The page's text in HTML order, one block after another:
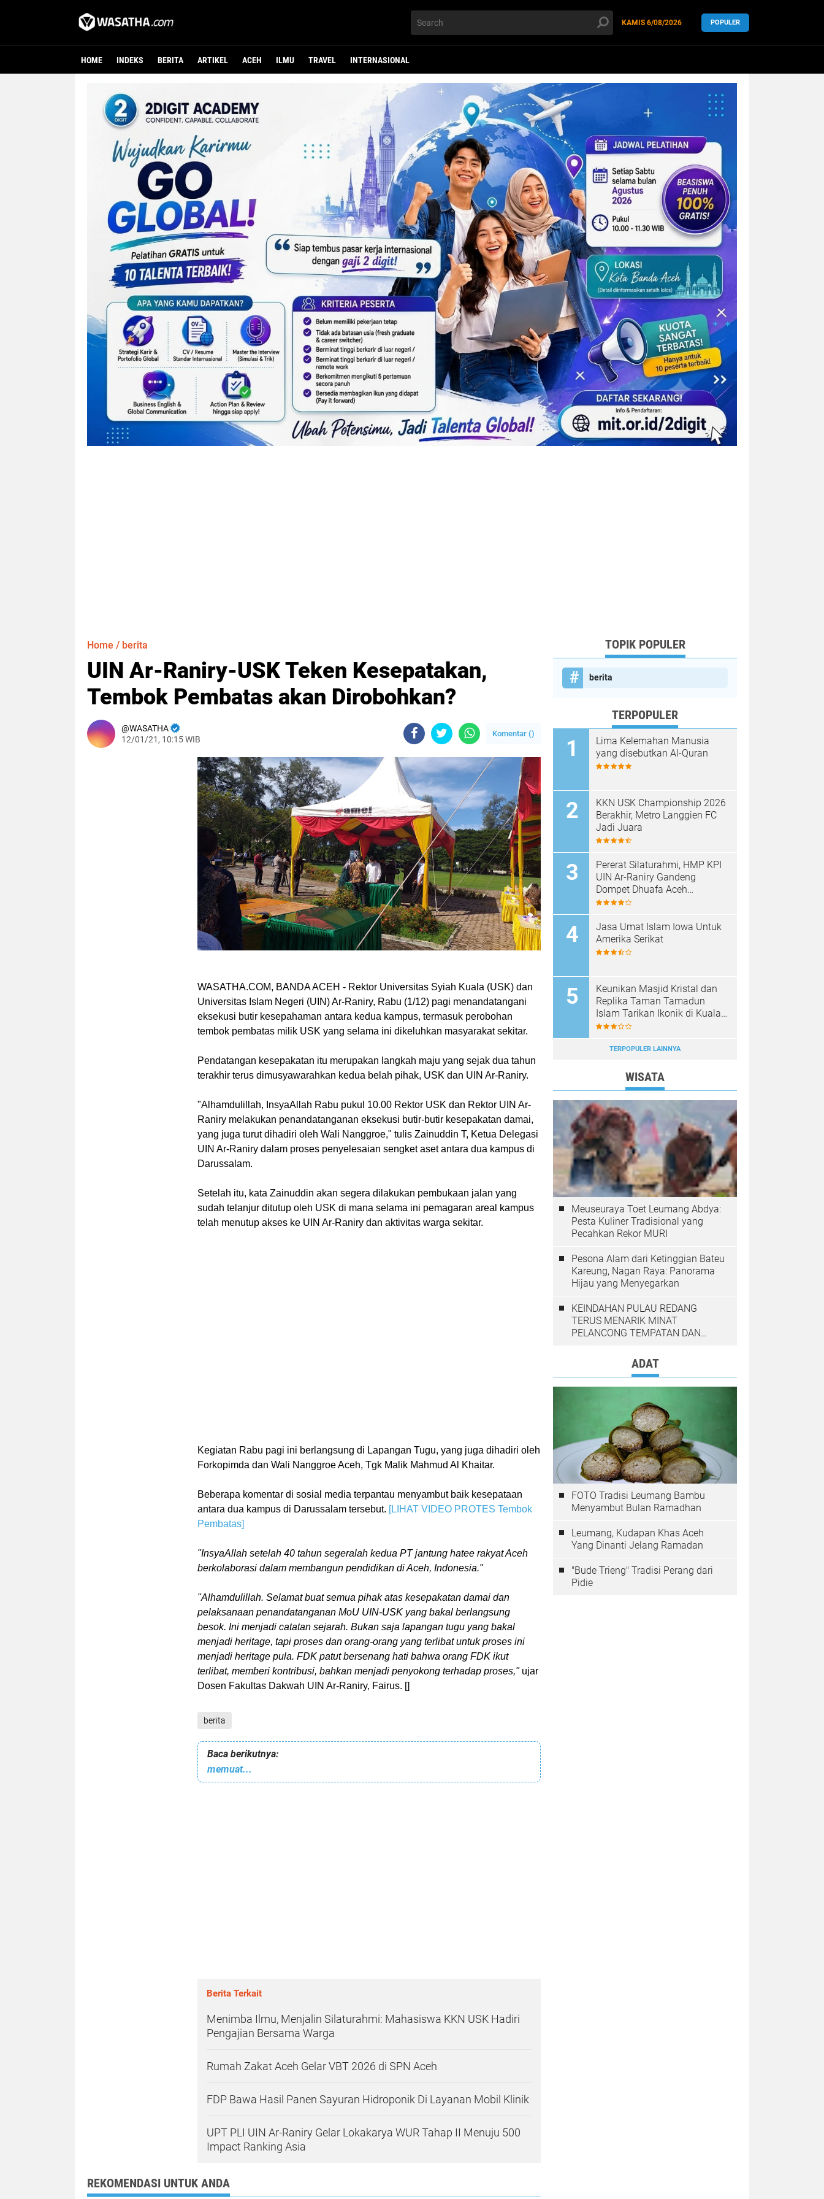
KAMIS 6/08/2026 POPULER
HOME INDEKS BERITA ARTIKEL ACEH ILMU TRAVEL INTERNASIONAL
Home / berita
UIN Ar-Raniry-USK Teken Kesepatakan,
Tembok Pembatas akan Dirobohkan?
WASATHA
12/01/21, 10:15 WIB
Komentar ()
WASATHA.COM, BANDA ACEH - Rektor Universitas Syiah Kuala (USK) dan
Universitas Islam Negeri (UIN) Ar-Raniry, Rabu (1/12) pagi menandatangani
eksekusi butir kesepahaman antara kedua kampus, termasuk perobohan
tembok pembatas milik USK yang selama ini dikeluhkan masyarakat sekitar.
Pendatangan kesepakatan itu merupakan langkah maju yang sejak dua tahun
terakhir terus dimusyawarahkan kedua belah pihak, USK dan UIN Ar-Raniry.
"Alhamdulillah, InsyaAllah Rabu pukul 10.00 Rektor USK dan Rektor UIN Ar-
Raniry melakukan penandatanganan eksekusi butir-butir kesepakatan damai,
yang juga turut dihadiri oleh Wali Nanggroe," tulis Zainuddin T, Ketua Delegasi
UIN Ar-Raniry dalam proses penyelesaian sengket aset antara dua kampus di
Darussalam.
Setelah itu, kata Zainuddin akan segera dilakukan pembukaan jalan yang
sudah telanjur ditutup oleh USK di mana selama ini pemagaran areal kampus
telah menutup akses ke UIN Ar-Raniry dan aktivitas warga sekitar.
Kegiatan Rabu pagi ini berlangsung di Lapangan Tugu, yang juga dihadiri oleh
Forkopimda dan Wali Nanggroe Aceh, Tgk Malik Mahmud Al Khaitar.
Beberapa komentar di sosial media terpantau menyambut baik kesepataan
antara dua kampus di Darussalam tersebut. [LIHAT VIDEO PROTES Tembok
Pembatas]
"InsyaAllah setelah 40 tahun segeralah kedua PT jantung hatee rakyat Aceh
berkolaborasi dalam membangun pendidikan di Aceh, Indonesia."
"Alhamdulillah. Selamat buat semua pihak atas kesepakatan damai dan
pelaksanaan penandatanganan MoU UIN-USK yang bakal berlangsung
besok. Ini menjadi catatan sejarah. Bukan saja lapangan tugu yang bakal
menjadi heritage, tapi proses dan orang-orang yang terlibat untuk proses ini
menjadi heritage pula. FDK patut bersenang hati bahwa orang FDK ikut
terlibat, memberi kontribusi, bahkan menjadi penyokong terhadap proses," ujar
Dosen Fakultas Dakwah UIN Ar-Raniry, Fairus. []
berita
Baca berikutnya:
memuat...
Berita Terkait
Menimba Ilmu, Menjalin Silaturahmi: Mahasiswa KKN USK Hadiri
Pengajian Bersama Warga
Rumah Zakat Aceh Gelar VBT 2026 di SPN Aceh
FDP Bawa Hasil Panen Sayuran Hidroponik Di Layanan Mobil Klinik
UPT PLI UIN Ar-Raniry Gelar Lokakarya WUR Tahap II Menuju 500
Impact Ranking Asia
REKOMENDASI UNTUK ANDA
TOPIK POPULER
berita
TERPOPULER
Lima Kelemahan Manusia
yang disebutkan Al-Quran
KKN USK Championship 2026
Berakhir, Metro Langgien FC
Jadi Juara
Pererat Silaturahmi, HMP KPI
UIN Ar-Raniry Gandeng
Dompet Dhuafa Aceh
Sukseskan Communication
Jasa Umat Islam Iowa Untuk
Amerika Serikat
Keunikan Masjid Kristal dan
Replika Taman Tamadun
Islam Tarikan Ikonik di Kuala
Terengganu, Malaysia
TERPOPULER LAINNYA
WISATA
Meuseuraya Toet Leumang Abdya:
Pesta Kuliner Tradisional yang
Pecahkan Rekor MURI
Pesona Alam dari Ketinggian Bateu
Kareung, Nagan Raya: Panorama
Hijau yang Menyegarkan
KEINDAHAN PULAU REDANG
TERUS MENARIK MINAT
PELANCONG TEMPATAN DAN
ADAT
FOTO Tradisi Leumang Bambu
Menyambut Bulan Ramadhan
Leumang, Kudapan Khas Aceh
Yang Dinanti Jelang Ramadan
"Bude Trieng" Tradisi Perang dari
Pidie